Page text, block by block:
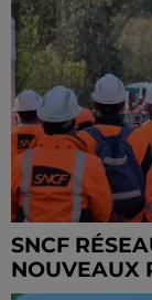
SNCF
NOUVEAUX